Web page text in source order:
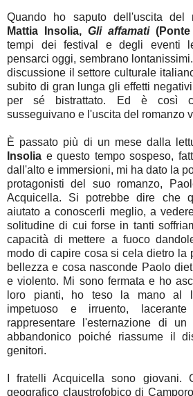
Quando ho saputo dell'uscita del
Mattia Insolia, Gli affamati(Ponte
tempi dei festival e degli eventi
pensarci oggi, sembrano
discussione il settore culturale
subito di gran lunga gli effetti
per sé bistrattato. Ed è così
susseguivano e l'uscita del romanzo
È passato più di un mese dalla
Insolia e questo tempo sospeso,
dall'alto e immersioni, mi ha dato la
protagonisti del suo romanzo,
Acquicella. Si potrebbe dire che
aiutato a conoscerli meglio, a
solitudine di cui forse in tanti
capacità di mettere a fuoco
modo di capire cosa si cela dietro la
bellezza e cosa nasconde Paolo
e violento. Mi sono fermata e ho
loro pianti, ho teso la mano al
impetuoso e irruento,
rappresentare l'esternazione di un
abbandonico poiché riassume il
genitori.
I fratelli Acquicella sono giovani.
geografico claustrofobico di